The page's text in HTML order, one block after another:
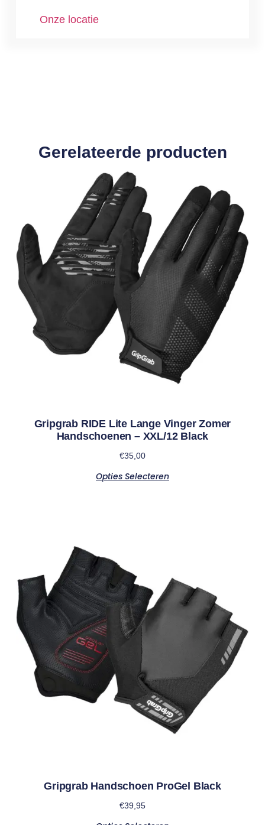
Onze locatie
Gerelateerde producten
Gripgrab RIDE Lite Lange Vinger Zomer
Handschoenen – XXL/12 Black
€35,00
Opties Selecteren
Gripgrab Handschoen ProGel Black
€39,95